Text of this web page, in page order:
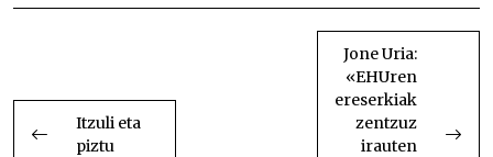
BIDALKETETAN
Itzuli eta
piztu
Jone Uria:
«EHUren
ereserkiak
zentzuz
irauten